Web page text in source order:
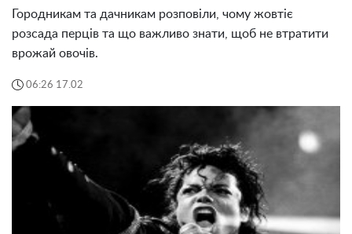
Городникам та дачникам розповіли, чому жовтіє
розсада перців та що важливо знати, щоб не втратити
врожай овочів.
06:26 17.02